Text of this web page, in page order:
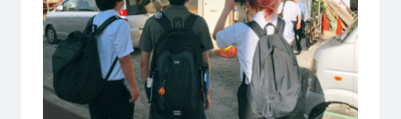
アニメ・マンガ科
デザイン科
CGクリエーター科
スポーツビジネス科
ビジネス情報科
公務員科
大学併修学科/教育専攻科/
研究科